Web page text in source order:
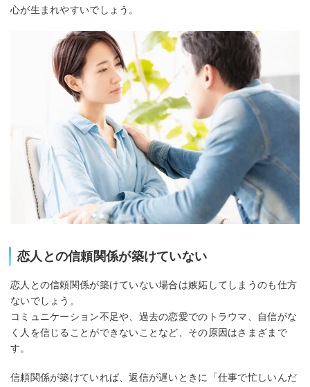
心が生まれやすいでしょう。
恋人との信頼関係が築けていない
恋人との信頼関係が築けていない場合は嫉妬してしまうのも仕方
ないでしょう。
コミュニケーション不足や、過去の恋愛でのトラウマ、自信がな
く人を信じることができないことなど、その原因はさまざまで
す。
信頼関係が築けていれば、返信が遅いときに「仕事で忙しいんだ